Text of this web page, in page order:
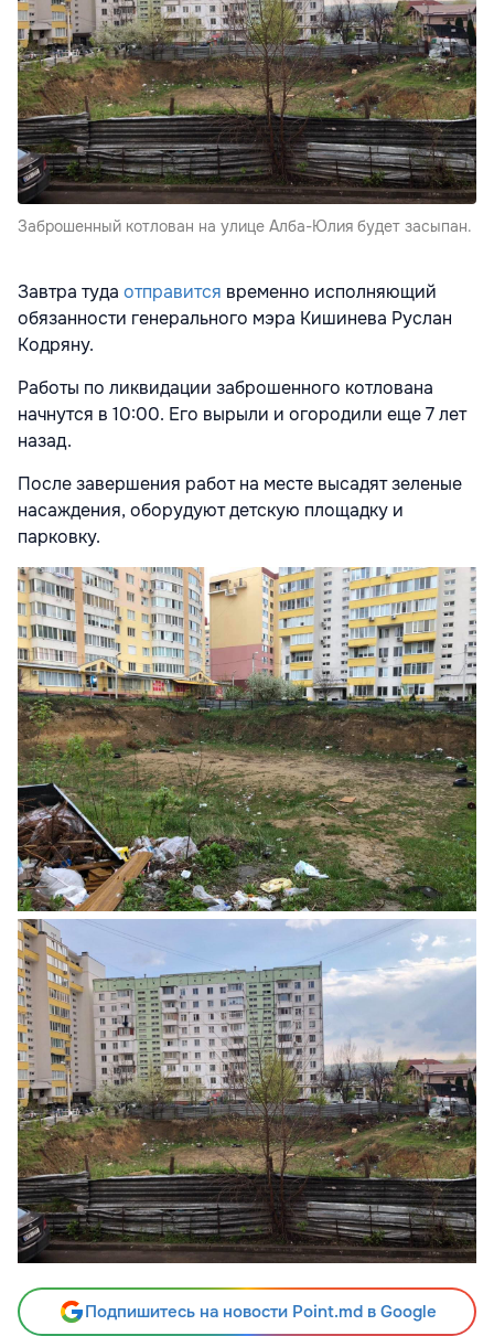
Заброшенный котлован на улице Алба-Юлия будет засыпан.
Завтра туда отправится временно исполняющий
обязанности генерального мэра Кишинева Руслан
Кодряну.
Работы по ликвидации заброшенного котлована
начнутся в 10:00. Его вырыли и огородили еще 7 лет
назад.
После завершения работ на месте высадят зеленые
насаждения, оборудуют детскую площадку и
парковку.
Подпишитесь на новости Point.md в Google